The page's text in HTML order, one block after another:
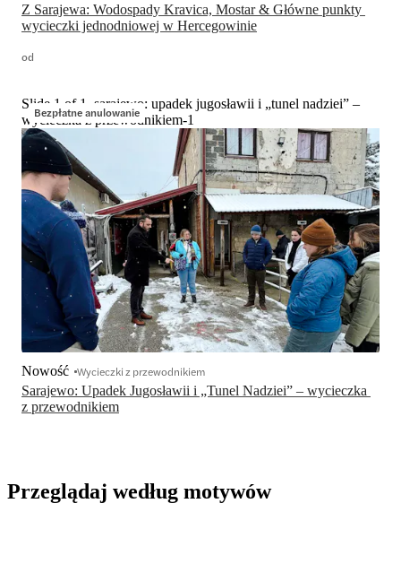
Z Sarajewa: Wodospady Kravica, Mostar & Główne punkty
wycieczki jednodniowej w Hercegowinie
od
Bezpłatne anulowanie
Slide 1 of 1, sarajewo: upadek jugosławii i „tunel nadziei” –
wycieczka z przewodnikiem-1
Sarajewo: Upadek Jugosławii i „Tunel Nadziei” – wycieczka
z przewodnikiem
Nowość Wycieczki z przewodnikiem
Przeglądaj według motywów